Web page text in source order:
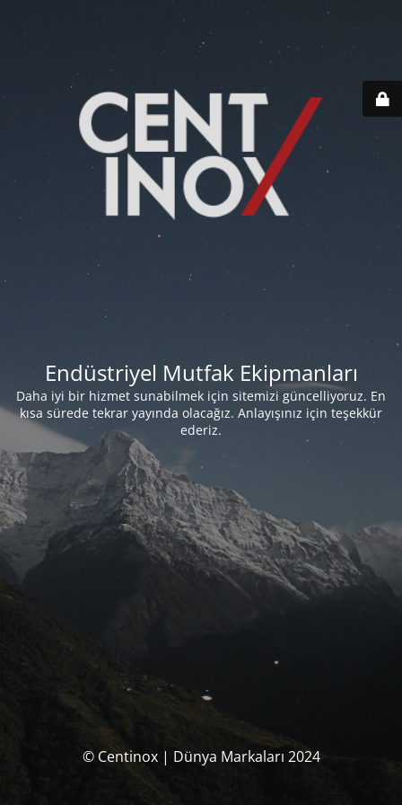
Endüstriyel Mutfak Ekipmanları
Daha iyi bir hizmet sunabilmek için sitemizi güncelliyoruz. En
kısa sürede tekrar yayında olacağız. Anlayışınız için teşekkür
ederiz.
© Centinox | Dünya Markaları 2024